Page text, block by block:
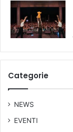
Categorie
NEWS
EVENTI